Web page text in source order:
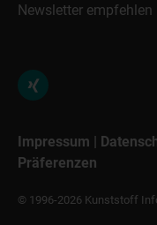
Newsletter empfehlen
Impressum |
Präferenzen
© 1996-2026 Kunststoff